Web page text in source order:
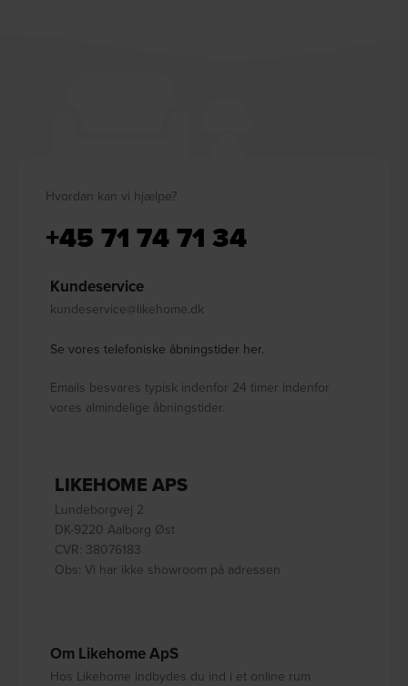
Hvordan kan vi hjælpe?
+45 71 74 71 34
Kundeservice
kundeservice@likehome.dk
Se vores telefoniske åbningstider her.
Emails besvares typisk indenfor 24 timer indenfor
vores almindelige åbningstider.
LIKEHOME APS
Lundeborgvej 2
DK-9220 Aalborg Øst
CVR: 38076183
Obs: Vi har ikke showroom på adressen
Om Likehome ApS
Hos Likehome indbydes du ind i et online rum